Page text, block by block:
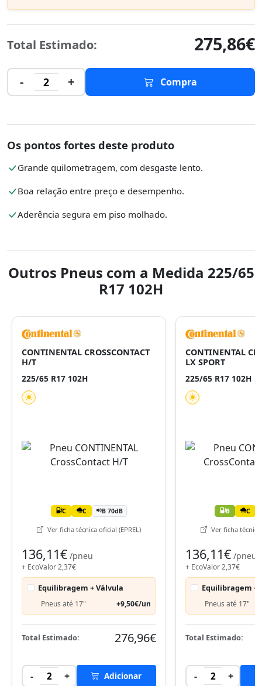
Total Estimado: 275,86€
- 2 + Compra
Os pontos fortes deste produto
Grande quilometragem, com desgaste lento.
Boa relação entre preço e desempenho.
Aderência segura em piso molhado.
Outros Pneus com a Medida 225/65
R17 102H
CONTINENTAL CROSSCONTACT
H/T
225/65 R17 102H
C C B 70dB
Ver ficha técnica oficial (EPREL)
136,11€ /pneu
+ EcoValor 2,37€
Equilibragem + Válvula
Pneus até 17" +9,50€/un
Total Estimado: 276,96€
- 2 + Adicionar
CONTINENTAL
LX SPORT
225/65 R17 102H
B C
Ver ficha técnica
136,11€ /pneu
+ EcoValor 2,37€
Equilibragem +
Pneus até 17"
Total Estimado:
- 2 +